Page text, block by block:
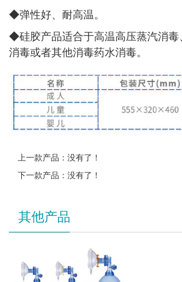
◆弹性好、耐高温。
◆硅胶产品适合于高温高压蒸汽消
消毒或者其他消毒药水消毒。
上一款产品：没有了！
下一款产品：没有了！
其他产品